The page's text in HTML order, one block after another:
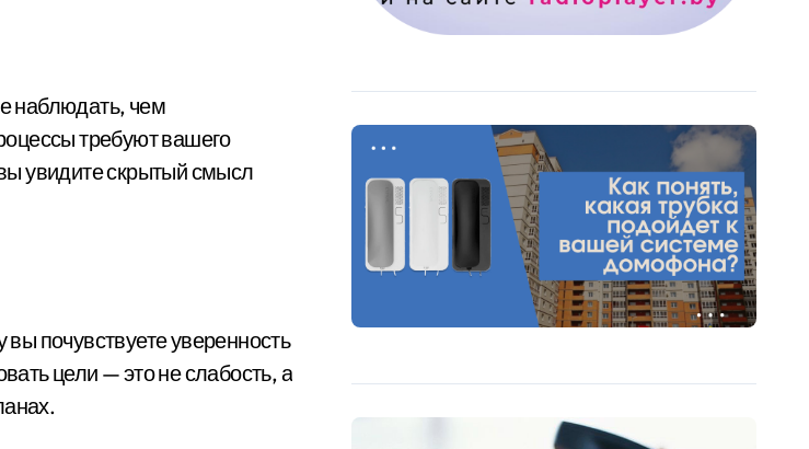
наблюдать, чем
требуют вашего
увидите скрытый смысл
почувствуете уверенность
цели — это не слабость, а